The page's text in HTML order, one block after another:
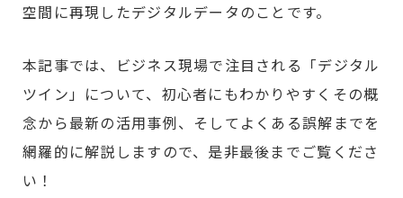
空間に再現したデジタルデータのことです。
本記事では、ビジネス現場で注目される「デジタル
ツイン」について、初心者にもわかりやすくその概
念から最新の活用事例、そしてよくある誤解までを
網羅的に解説しますので、是非最後までご覧くださ
い！